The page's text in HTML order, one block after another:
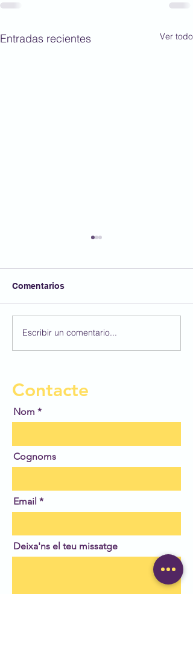
Entradas recientes Ver todo
Tarda d'esport en família
Comentarios
Escribir un comentario...
Contacte
Nom
Cognoms
Email
Deixa'ns el teu missatge